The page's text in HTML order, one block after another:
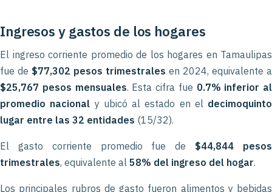
Ingresos y gastos de los hogares
El ingreso corriente promedio de los hogares en Tamaulipas
fue de $77,302 pesos trimestrales en 2024, equivalente a
$25,767 pesos mensuales. Esta cifra fue 0.7% inferior al
promedio nacional y ubicó al estado en el decimoquinto
lugar entre las 32 entidades (15/32).
El gasto corriente promedio fue de $44,844 pesos
trimestrales, equivalente al 58% del ingreso del hogar.
Los principales rubros de gasto fueron alimentos y bebidas